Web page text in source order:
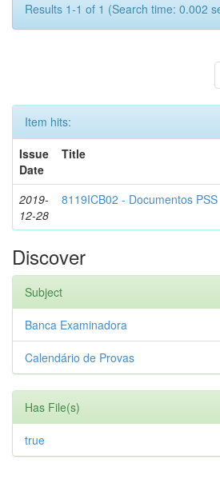
Results 1-1 of 1 (Search time: 0.002
Item hits:
Issue
Date
Title
2019-
12-28
8119ICB02 - Documentos PSS
Discover
Subject
Banca Examinadora
Calendário de Provas
Has File(s)
true